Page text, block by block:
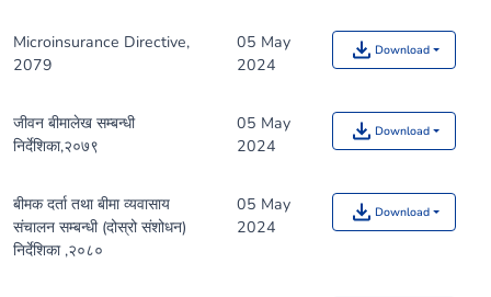
Microinsurance Directive,
2079
05 May
2024
Download
जीवन बीमालेख सम्बन्धी
निर्देशिका,२०७९
05 May
2024
Download
बीमक दर्ता तथा बीमा व्यवासाय
संचालन सम्बन्धी (दोस्रो संशोधन)
निर्देशिका ,२०८०
05 May
2024
Download